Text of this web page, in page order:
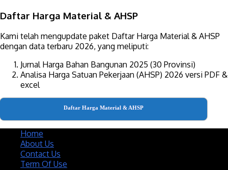
Daftar Harga Material & AHSP
Kami telah mengupdate paket Daftar Harga Material & AHSP
dengan data terbaru 2026, yang meliputi:
Jurnal Harga Bahan Bangunan 2025 (30 Provinsi)
Analisa Harga Satuan Pekerjaan (AHSP) 2026 versi PDF &
excel
Daftar Harga Material & AHSP
Home
About Us
Contact Us
Term Of Use